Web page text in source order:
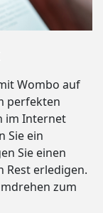
Wombo auf
perfekten
im Internet
Sie ein
Sie einen
Rest erledigen.
zum